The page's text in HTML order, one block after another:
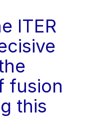
ITER
fusion
this